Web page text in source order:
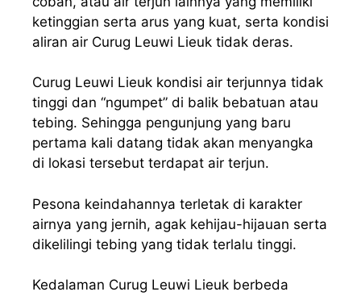
ketinggian serta arus yang kuat, serta kondisi
aliran air Curug Leuwi Lieuk tidak deras.
Curug Leuwi Lieuk kondisi air terjunnya tidak
tinggi dan “ngumpet” di balik bebatuan atau
tebing. Sehingga pengunjung yang baru
pertama kali datang tidak akan menyangka
di lokasi tersebut terdapat air terjun.
Pesona keindahannya terletak di karakter
airnya yang jernih, agak kehijau-hijauan serta
dikelilingi tebing yang tidak terlalu tinggi.
Kedalaman Curug Leuwi Lieuk berbeda